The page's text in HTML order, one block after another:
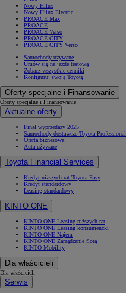
Nowy Hilux
Nowy Hilux Electric
PROACE Max
PROACE
PROACE Verso
PROACE CITY
PROACE CITY Verso
Samochody używane
Umów się na jazdę testową
Zobacz wszystkie cenniki
Konfiguruj swoją Toyotę
Oferty specjalne i Finansowanie
Oferty specjalne i Finansowanie
Aktualne oferty
Finał wyprzedaży 2025
Samochody dostawcze Toyota Professional
Oferta biznesowa
Auta używane
Toyota Financial Services
Kredyt niższych rat Toyota Easy
Kredyt standardowy
Leasing standardowy
KINTO ONE
KINTO ONE Leasing niższych rat
KINTO ONE Leasing konsumencki
KINTO ONE Najem
KINTO ONE Zarządzanie flotą
KINTO Mobility
Dla właścicieli
Dla właścicieli
Serwis